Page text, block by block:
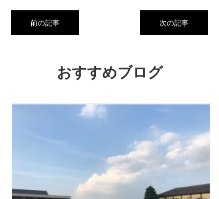
前の記事 次の記事
おすすめブログ